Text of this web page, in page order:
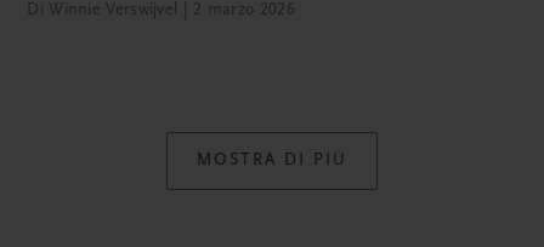
Di Winnie Verswijvel | 2 marzo 2026
MOSTRA DI PIÙ